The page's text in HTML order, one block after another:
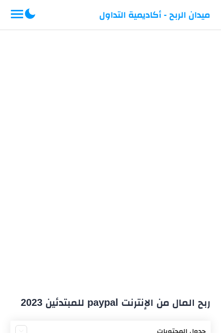
ميدان الربح - أكاديمية التداول
ربح المال من الإنترنت paypal للمبتدئين 2023
جدول المحتويات